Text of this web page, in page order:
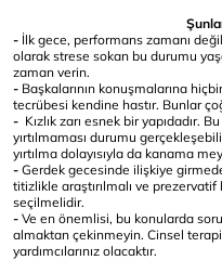
- İlk gece, performans zamanı
olarak strese sokan bu durumu
zaman verin.
- Başkalarının konuşmalarına
tecrübesi kendine hastır. Bunlar
- Kızlık zarı esnek bir yapıdadır.
yırtılmaması durumu
yırtılma dolayısıyla da kanama
- Gerdek gecesinde ilişkiye
titizlikle araştırılmalı ve
seçilmelidir.
- Ve en önemlisi, bu konularda
almaktan çekinmeyin. Cinsel
yardımcılarınız olacaktır.